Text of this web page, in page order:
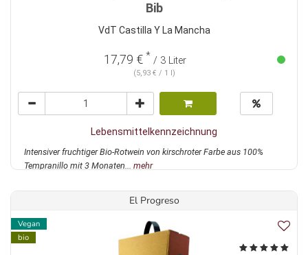
Bib
VdT Castilla Y La Mancha
17,79 € * / 3 Liter
(5,93 € / 1 l)
Lebensmittelkennzeichnung
Intensiver fruchtiger Bio-Rotwein von kirschroter Farbe aus 100%
Tempranillo mit 3 Monaten... mehr
El Progreso
Vegan
bio